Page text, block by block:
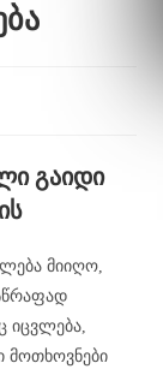
გაიდი
მიიღო,
იცვლება,
მოთხოვნები